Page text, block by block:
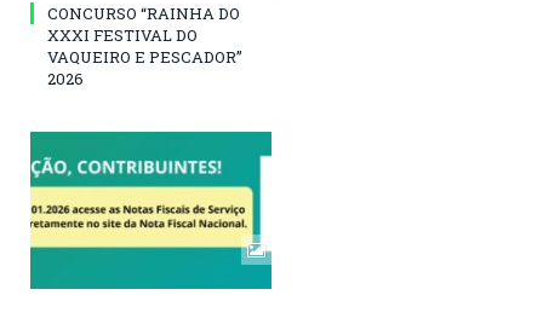
CONCURSO “RAINHA DO
XXXI FESTIVAL DO
VAQUEIRO E PESCADOR”
2026